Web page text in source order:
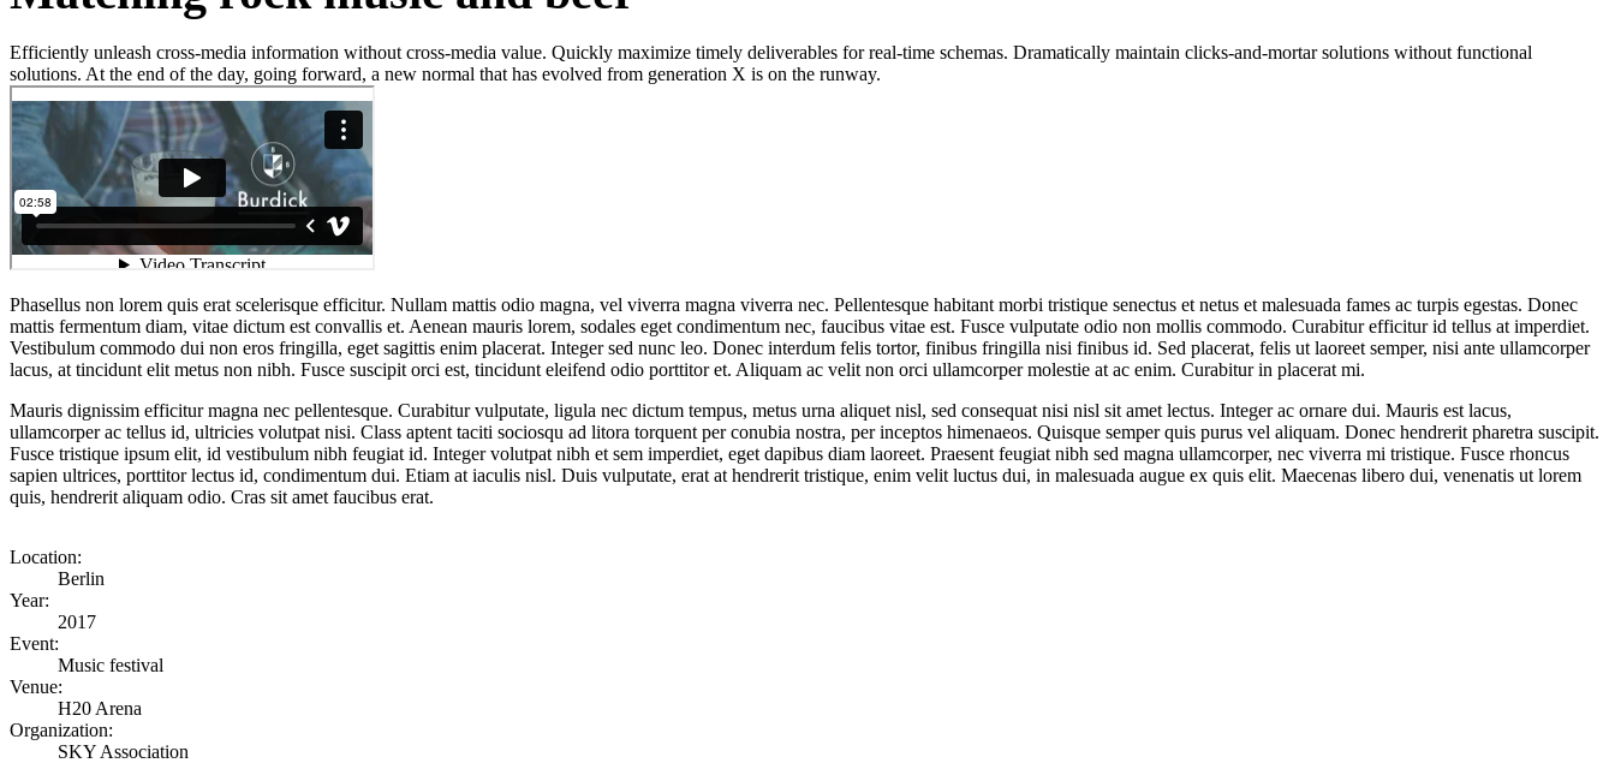
Efficiently unleash cross-media information without cross-media value. Quickly maximize timely deliverables for real-time schemas. Dramatically maintain clicks-and-mortar solutions without functional
solutions. At the end of the day, going forward, a new normal that has evolved from generation X is on the runway.
Phasellus non lorem quis erat scelerisque efficitur. Nullam mattis odio magna, vel viverra magna viverra nec. Pellentesque habitant morbi tristique senectus et netus et malesuada fames ac turpis egestas. Donec
mattis fermentum diam, vitae dictum est convallis et. Aenean mauris lorem, sodales eget condimentum nec, faucibus vitae est. Fusce vulputate odio non mollis commodo. Curabitur efficitur id tellus at imperdiet.
Vestibulum commodo dui non eros fringilla, eget sagittis enim placerat. Integer sed nunc leo. Donec interdum felis tortor, finibus fringilla nisi finibus id. Sed placerat, felis ut laoreet semper, nisi ante ullamcorper
lacus, at tincidunt elit metus non nibh. Fusce suscipit orci est, tincidunt eleifend odio porttitor et. Aliquam ac velit non orci ullamcorper molestie at ac enim. Curabitur in placerat mi.
Mauris dignissim efficitur magna nec pellentesque. Curabitur vulputate, ligula nec dictum tempus, metus urna aliquet nisl, sed consequat nisi nisl sit amet lectus. Integer ac ornare dui. Mauris est lacus,
ullamcorper ac tellus id, ultricies volutpat nisi. Class aptent taciti sociosqu ad litora torquent per conubia nostra, per inceptos himenaeos. Quisque semper quis purus vel aliquam. Donec hendrerit pharetra suscipit.
Fusce tristique ipsum elit, id vestibulum nibh feugiat id. Integer volutpat nibh et sem imperdiet, eget dapibus diam laoreet. Praesent feugiat nibh sed magna ullamcorper, nec viverra mi tristique. Fusce rhoncus
sapien ultrices, porttitor lectus id, condimentum dui. Etiam at iaculis nisl. Duis vulputate, erat at hendrerit tristique, enim velit luctus dui, in malesuada augue ex quis elit. Maecenas libero dui, venenatis ut lorem
quis, hendrerit aliquam odio. Cras sit amet faucibus erat.
Location:
Berlin
Year:
2017
Event:
Music festival
Venue:
H20 Arena
Organization:
SKY Association